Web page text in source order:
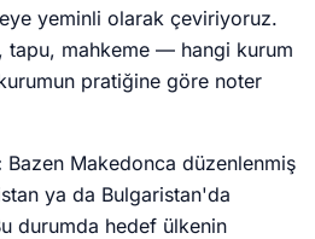
yeminli olarak çeviriyoruz.
tapu, mahkeme — hangi kurum
pratiğine göre noter
Bazen Makedonca düzenlenmiş
ya da Bulgaristan'da
durumda hedef ülkenin